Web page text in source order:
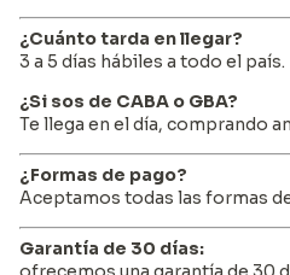
¿Cuánto tarda en llegar?
3 a 5 días hábiles a todo el país.
¿Si sos de CABA o GBA?
Te llega en el día, comprando
¿Formas de pago?
Aceptamos todas las formas
Garantía de 30 días: